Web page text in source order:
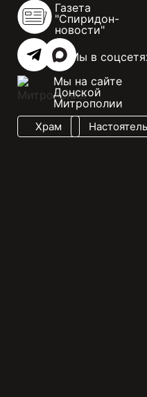
Газета
"Спиридон-
новости"
Мы в
Мы на сайте
Донской
Митрополии
Храм Настоятель